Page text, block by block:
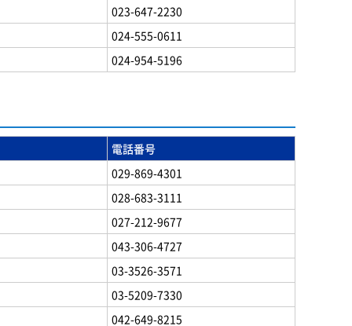
023-647-2230
024-555-0611
024-954-5196
電話番号
029-869-4301
028-683-3111
027-212-9677
043-306-4727
03-3526-3571
03-5209-7330
042-649-8215